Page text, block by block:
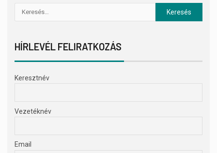
HÍRLEVÉL FELIRATKOZÁS
Keresztnév
Vezetéknév
Email